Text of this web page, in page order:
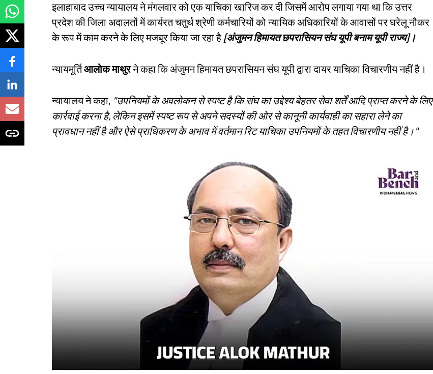
इलाहाबाद उच्च न्यायालय ने मंगलवार को एक याचिका खारिज कर दी जिसमें आरोप लगाया गया था कि उत्तर
प्रदेश की जिला अदालतों में कार्यरत चतुर्थ श्रेणी कर्मचारियों को न्यायिक अधिकारियों के आवासों पर घरेलू नौकर
के रूप में काम करने के लिए मजबूर किया जा रहा है [अंजुमन हिमायत छपरासियन संघ यूपी बनाम यूपी राज्य]।
न्यायमूर्तिआलोक माथुरने कहा कि अंजुमन हिमायत छपरासियन संघ यूपी द्वारा दायर याचिका विचारणीय नहीं है।
न्यायालय ने कहा, "उपनियमों के अवलोकन से स्पष्ट है कि संघ का उद्देश्य बेहतर सेवा शर्तें आदि प्राप्त करने के लिए
कार्रवाई करना है, लेकिन इसमें स्पष्ट रूप से अपने सदस्यों की ओर से कानूनी कार्यवाही का सहारा लेने का
प्रावधान नहीं है और ऐसे प्राधिकरण के अभाव में वर्तमान रिट याचिका उपनियमों के तहत विचारणीय नहीं है।"